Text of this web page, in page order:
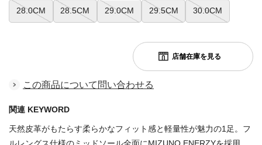
28.0CM 28.5CM 29.0CM 29.5CM 30.0CM
この商品について問い合わせる
関連 KEYWORD
天然皮革がもたらす柔らかなフィット感と軽量性が魅力の1足。フ
ルレングス仕様のミッドソール全面にMIZUNO ENERZYを採用